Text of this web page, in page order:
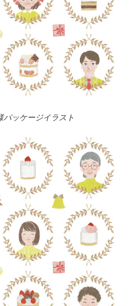
パッケージイラスト